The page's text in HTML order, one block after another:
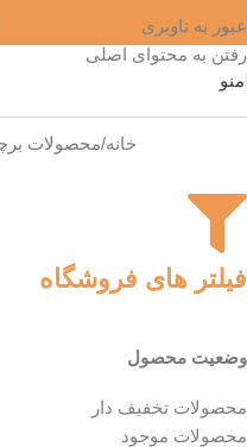
عبور به ناوبری
رفتن به محتوای اصلی
منو
خانه محصولات
فیلتر های فروشگاه
وضعیت محصول
محصولات تخفیف دار
محصولات موجود